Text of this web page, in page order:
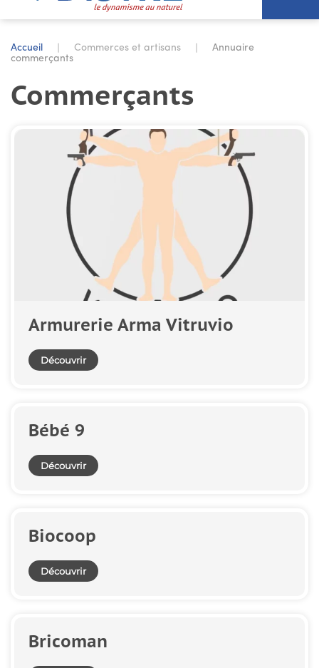
Accueil Commerces et artisans
Annuaire
commerçants
Commerçants
Armurerie Arma Vitruvio
Découvrir
Bébé 9
Découvrir
Biocoop
Découvrir
Bricoman